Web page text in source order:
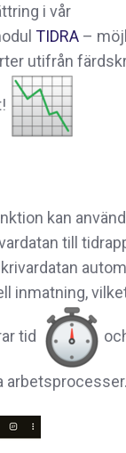
i vår
TIDRA –
utifrån
kan
till
inmatning,
tid
arbetsprocesser.